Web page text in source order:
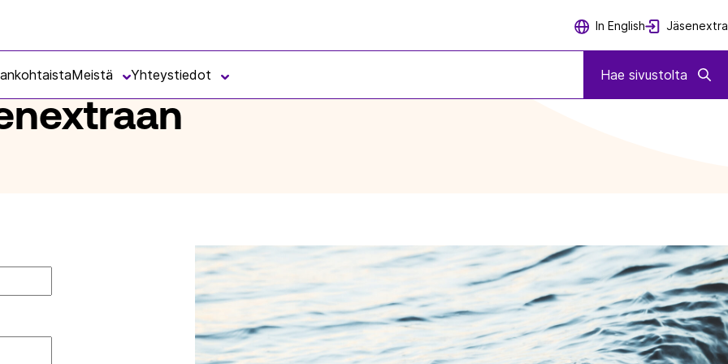
In English Jäsenextra
Meistä Yhteystiedot Hae sivustolta